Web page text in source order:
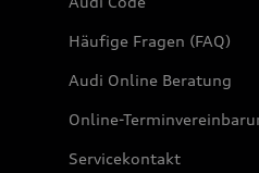
Häufige Fragen (FAQ)
Audi Online Beratung
Online-
Servicekontakt